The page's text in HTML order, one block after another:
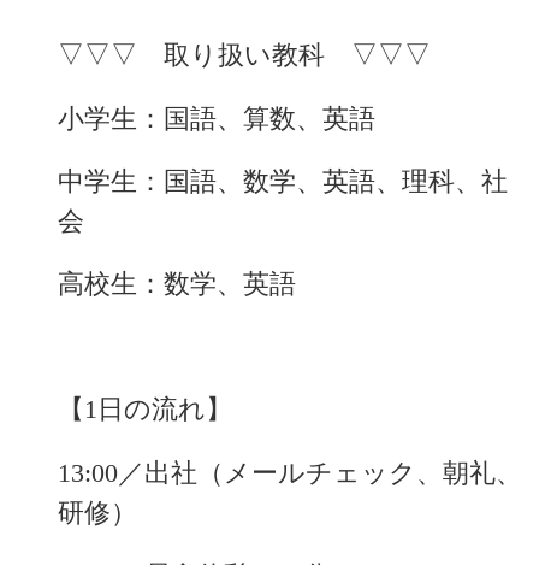
▽▽▽　取り扱い教科　▽▽▽
小学生：国語、算数、英語
中学生：国語、数学、英語、理科、社
会
高校生：数学、英語
【1日の流れ】
13:00／出社（メールチェック、朝礼、
研修）